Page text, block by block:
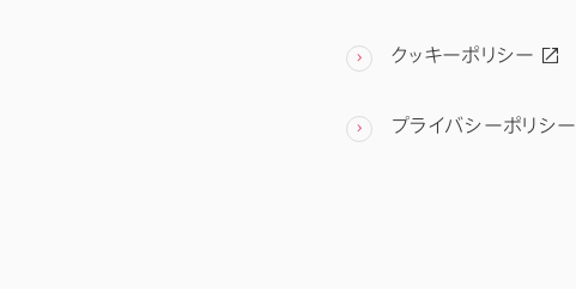
クッキーポリシー
プライバシーポリシー